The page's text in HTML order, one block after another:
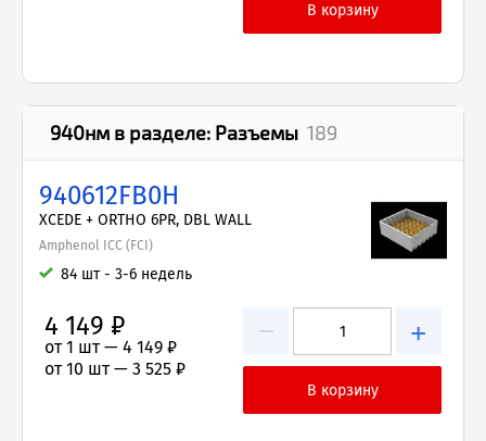
940нм в разделе: Разъемы 189
940612FB0H
XCEDE + ORTHO 6PR, DBL WALL
Amphenol ICC (FCI)
84 шт - 3-6 недель
− +
4 149 ₽
от 1 шт — 4 149 ₽
от 10 шт — 3 525 ₽